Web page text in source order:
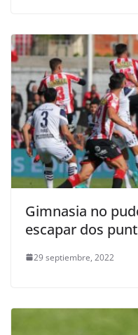
Gimnasia no
escapar dos
29 septiembre, 2022